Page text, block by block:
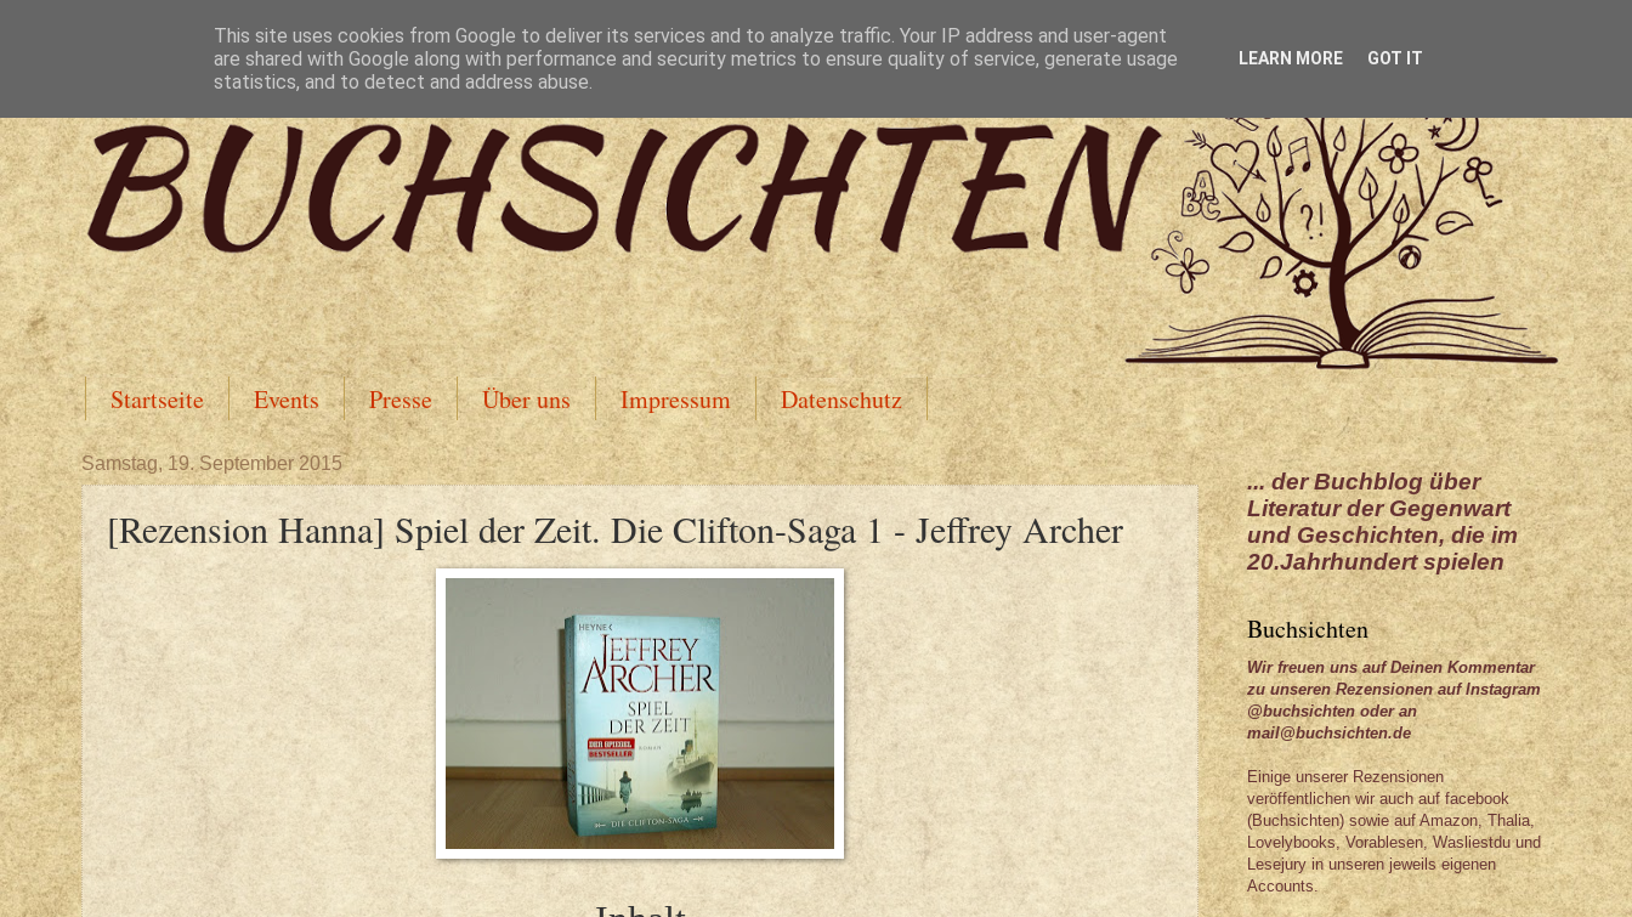
Startseite Events Presse Über uns Impressum Datenschutz
Samstag, 19. September 2015
[Rezension Hanna] Spiel der Zeit. Die Clifton-Saga 1 - Jeffrey Archer
... der Buchblog über
Literatur der Gegenwart
und Geschichten, die im
20.Jahrhundert spielen
Buchsichten
Wir freuen uns auf Deinen Kommentar
zu unseren Rezensionen auf Instagram
@buchsichten oder an
mail@buchsichten.de
Einige unserer Rezensionen
veröffentlichen wir auch auf facebook
(Buchsichten) sowie auf Amazon, Thalia,
Lovelybooks, Vorablesen, Wasliestdu und
Lesejury in unseren jeweils eigenen
Accounts.
This site uses cookies from Google to deliver its services and to analyze traffic. Your IP address and user-agent
are shared with Google along with performance and security metrics to ensure quality of service, generate usage
statistics, and to detect and address abuse.
LEARN MORE GOT IT